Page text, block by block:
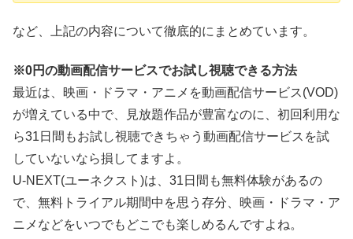
など、上記の内容について徹底的にまとめています。
※0円の動画配信サービスでお試し視聴できる方法
最近は、映画・ドラマ・アニメを動画配信サービス(VOD)
が増えている中で、見放題作品が豊富なのに、初回利用な
ら31日間もお試し視聴できちゃう動画配信サービスを試
していないなら損してますよ。
U-NEXT(ユーネクスト)は、31日間も無料体験があるの
で、無料トライアル期間中を思う存分、映画・ドラマ・ア
ニメなどをいつでもどこでも楽しめるんですよね。